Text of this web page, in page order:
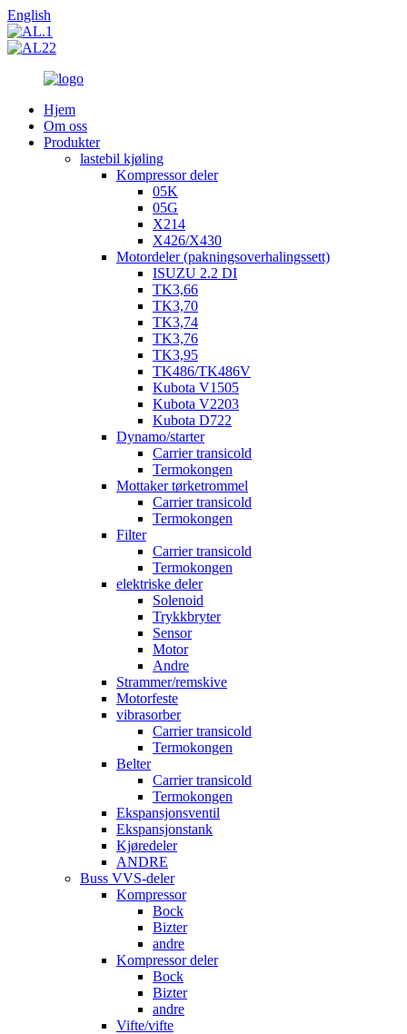
English
Hjem
Om oss
Produkter
lastebil kjøling
Kompressor deler
05K
05G
X214
X426/X430
Motordeler (pakningsoverhalingssett)
ISUZU 2.2 DI
TK3,66
TK3,70
TK3,74
TK3,76
TK3,95
TK486/TK486V
Kubota V1505
Kubota V2203
Kubota D722
Dynamo/starter
Carrier transicold
Termokongen
Mottaker tørketrommel
Carrier transicold
Termokongen
Filter
Carrier transicold
Termokongen
elektriske deler
Solenoid
Trykkbryter
Sensor
Motor
Andre
Strammer/remskive
Motorfeste
vibrasorber
Carrier transicold
Termokongen
Belter
Carrier transicold
Termokongen
Ekspansjonsventil
Ekspansjonstank
Kjøredeler
ANDRE
Buss VVS-deler
Kompressor
Bock
Bizter
andre
Kompressor deler
Bock
Bizter
andre
Vifte/vifte